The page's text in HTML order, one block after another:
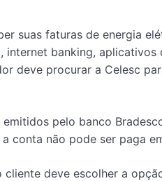
suas faturas de energia
banking, aplicativos
deve procurar a Celesc
pelo banco
conta não pode ser paga
deve escolher a